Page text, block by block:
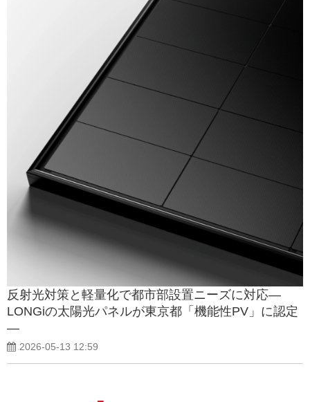
反射光対策と軽量化で都市部設置ニーズに対応—
LONGiの太陽光パネルが東京都「機能性PV」に認定
—
2026-05-13 12:59